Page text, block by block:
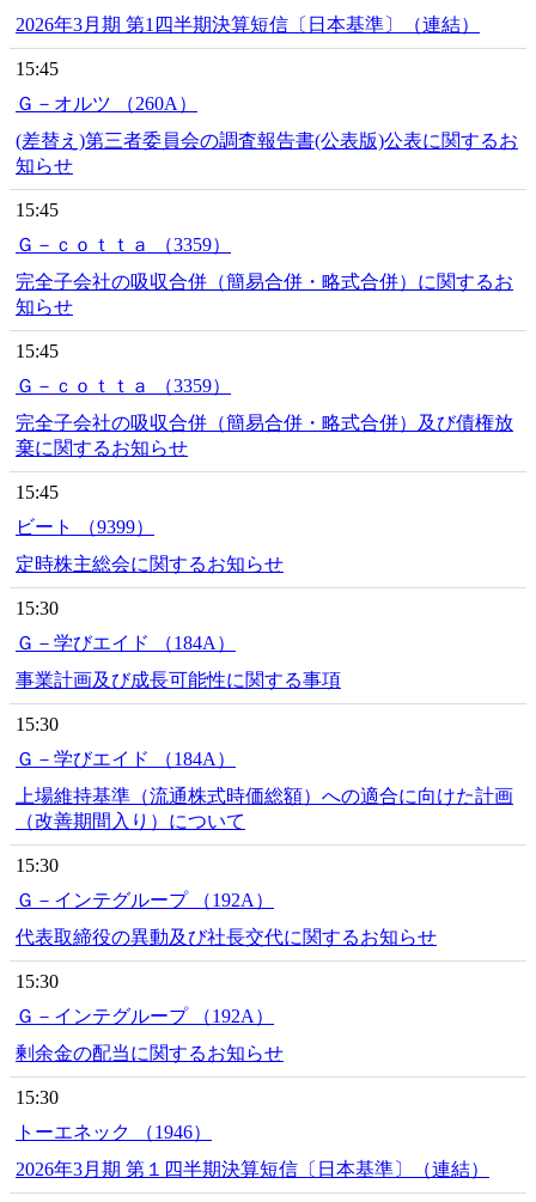
2026年3月期 第1四半期決算短信〔日本基準〕（連結）
15:45
Ｇ－オルツ （260A）
(差替え)第三者委員会の調査報告書(公表版)公表に関するお
知らせ
15:45
Ｇ－ｃｏｔｔａ （3359）
完全子会社の吸収合併（簡易合併・略式合併）に関するお
知らせ
15:45
Ｇ－ｃｏｔｔａ （3359）
完全子会社の吸収合併（簡易合併・略式合併）及び債権放
棄に関するお知らせ
15:45
ビート （9399）
定時株主総会に関するお知らせ
15:30
Ｇ－学びエイド （184A）
事業計画及び成長可能性に関する事項
15:30
Ｇ－学びエイド （184A）
上場維持基準（流通株式時価総額）への適合に向けた計画
（改善期間入り）について
15:30
Ｇ－インテグループ （192A）
代表取締役の異動及び社長交代に関するお知らせ
15:30
Ｇ－インテグループ （192A）
剰余金の配当に関するお知らせ
15:30
トーエネック （1946）
2026年3月期 第１四半期決算短信〔日本基準〕（連結）